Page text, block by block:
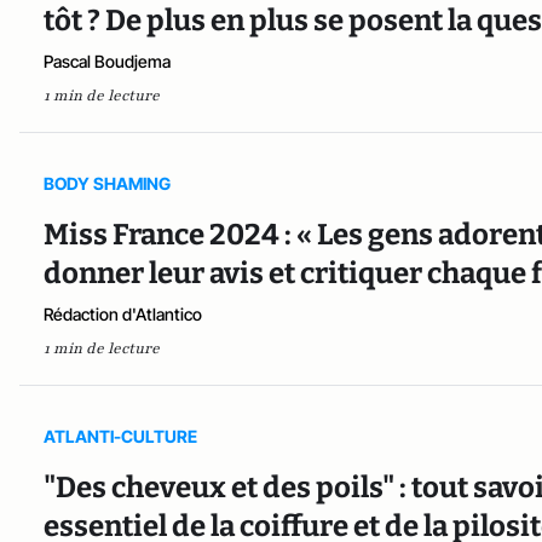
tôt ? De plus en plus se posent la
Pascal Boudjema
1 min de lecture
BODY SHAMING
Miss France 2024 : « Les gens
donner leur avis et critiquer chaque
Rédaction d'Atlantico
1 min de lecture
ATLANTI-CULTURE
"Des cheveux et des poils" : tout
essentiel de la coiffure et de la